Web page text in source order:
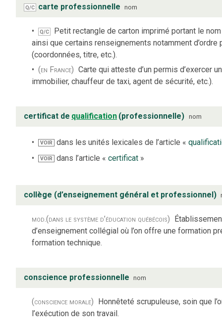
Q/C carte professionnelle nom
Q/C
Petit rectangle de carton imprimé portant le nom
ainsi que certains renseignements notamment
(coordonnées, titre, etc.).
(en France) Carte qui atteste d’un permis d’exercer
immobilier, chauffeur de taxi, agent de sécurité, etc.).
certificat de qualification (professionnelle) nom
VOIR dans les unités lexicales de l’article «
VOIR dans l’article «certificat »
collège (d’enseignement général et professionnel)
mod.(dans le système d’éducation québécois)
d’enseignement collégial où l’on offre une formation
formation technique.
conscience professionnelle nom
(conscience morale) Honnêteté scrupuleuse, soin que
l’exécution de son travail.